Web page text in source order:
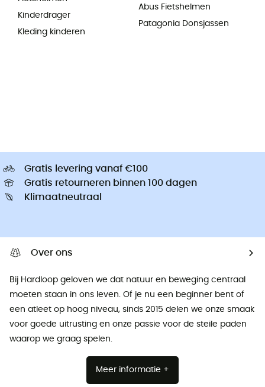
Kinderdrager
Kleding kinderen
Abus Fietshelmen
Patagonia Donsjassen
Gratis levering vanaf €100
Gratis retourneren binnen 100 dagen
Klimaatneutraal
Over ons
Bij Hardloop geloven we dat natuur en beweging centraal
moeten staan ​​in ons leven. Of je nu een beginner bent of
een atleet op hoog niveau, sinds 2015 delen we onze smaak
voor goede uitrusting en onze passie voor de steile paden
waarop we graag spelen.
Meer informatie +